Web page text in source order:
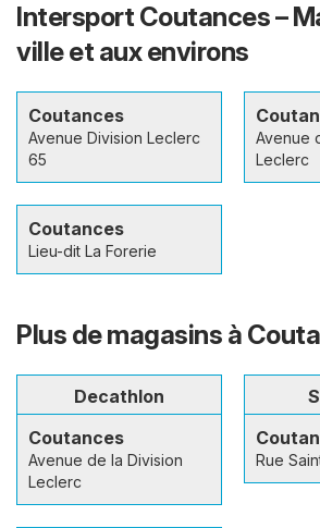
Intersport Coutances –
ville et aux environs
Coutances
Avenue Division Leclerc
65
Avenue
Leclerc
Coutances
Lieu-dit La Forerie
Plus de magasins à
Decathlon
Coutances
Avenue de la Division
Leclerc
Rue